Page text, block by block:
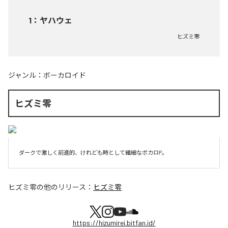
1 ： ヤハウェ
ヒズミ零
ジャンル： ボーカロイド
ヒズミ零
ダークで激しく前進的、けれども時として繊細なボカロP。
ヒズミ零の他のリリース： ヒズミ零
https://hizumirei.bitfan.id/